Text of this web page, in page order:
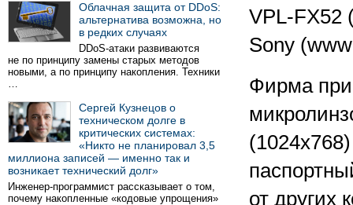
Облачная защита от DDoS:
альтернатива возможна, но
в редких случаях
DDoS-атаки развиваются
не по принципу замены старых методов
новыми, а по принципу накопления. Техники
…
Сергей Кузнецов о
техническом долге в
критических системах:
«Никто не планировал 3,5
миллиона записей — именно так и
возникает технический долг»
Инженер-программист рассказывает о том,
почему накопленные «кодовые упрощения»
VPL-FX52
Sony
Фирма
от других